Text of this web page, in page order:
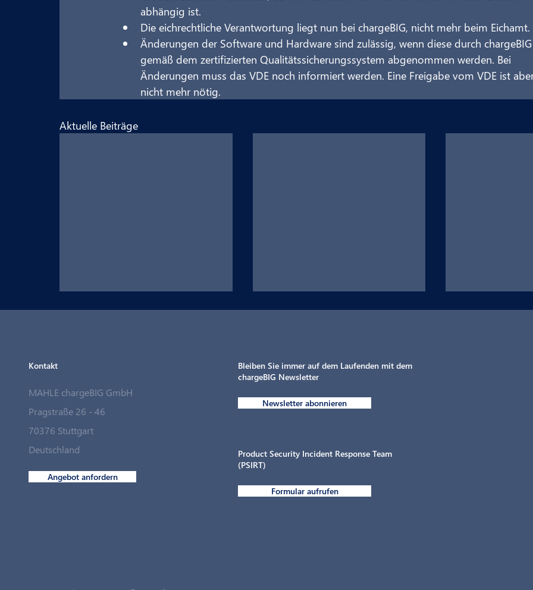
abhängig ist.
Die eichrechtliche Verantwortung liegt nun bei chargeBIG, nicht mehr beim Eichamt.
Änderungen der Software und Hardware sind zulässig, wenn diese durch
gemäß dem zertifizierten Qualitätssicherungssystem abgenommen werden. Bei
Änderungen muss das VDE noch informiert werden. Eine Freigabe vom VDE ist
nicht mehr nötig.
Aktuelle Beiträge
MAHLE chargeBIG schließt
strategische Partnerschaft
mit Langmatz Energy
Intelligente Elektrifizierung
Automobilbranche
Kontakt
MAHLE chargeBIG GmbH
Pragstraße 26 - 46
70376 Stuttgart
Deutschland
Angebot anfordern
Bleiben Sie immer auf dem Laufenden mit dem
chargeBIG Newsletter
Newsletter abonnieren
Product Security Incident Response Team
(PSIRT)
Formular aufrufen